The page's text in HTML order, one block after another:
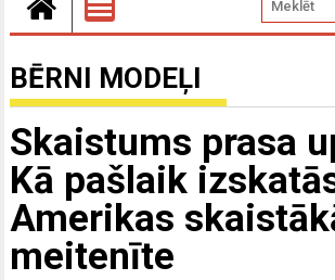
BĒRNI MODEĻI
Skaistums prasa
Kā pašlaik
Amerikas
meitenīte